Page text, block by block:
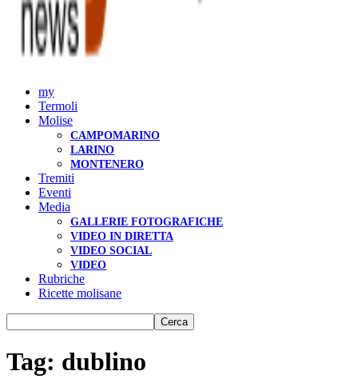
my
Termoli
Molise
CAMPOMARINO
LARINO
MONTENERO
Tremiti
Eventi
Media
GALLERIE FOTOGRAFICHE
VIDEO IN DIRETTA
VIDEO SOCIAL
VIDEO
Rubriche
Ricette molisane
Tag: dublino